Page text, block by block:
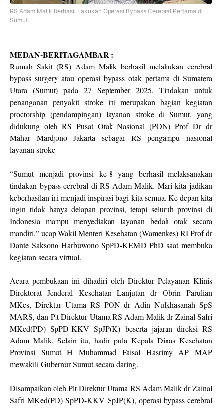
RS Adam Malik Berhasil Lakukan Operasi Bypass Cerebral Pertama di
Sumut.
MEDAN-BERITAGAMBAR :
Rumah Sakit (RS) Adam Malik berhasil melakukan cerebral
bypass surgery atau operasi bypass otak pertama di Sumatera
Utara (Sumut) pada 27 September 2025. Tindakan untuk
penanganan penyakit stroke ini merupakan bagian kegiatan
proctorship (pendampingan) layanan stroke di Sumut, yang
didukung oleh RS Pusat Otak Nasional (PON) Prof Dr dr
Mahar Mardjono Jakarta sebagai RS pengampu nasional
layanan stroke.
“Sumut menjadi provinsi ke-8 yang berhasil melaksanakan
tindakan bypass cerebral di RS Adam Malik. Mari kita jadikan
keberhasilan ini menjadi inspirasi bagi kita semua. Ke depan kita
ingin tidak hanya delapan provinsi, tetapi seluruh provinsi di
Indonesia mampu menyediakan layanan bedah otak secara
mandiri,” ucap Wakil Menteri Kesehatan (Wamenkes) RI Prof dr
Dante Saksono Harbuwono SpPD-KEMD PhD saat membuka
kegiatan secara virtual.
Acara pembukaan ini dihadiri oleh Direktur Pelayanan Klinis
Direktorat Jenderal Kesehatan Lanjutan dr Obrin Parulian
MKes, Direktur Utama RS PON dr Adin Nulkhasanah SpS
MARS, dan Plt Direktur Utama RS Adam Malik dr Zainal Safri
MKed(PD) SpPD-KKV SpJP(K) beserta jajaran direksi RS
Adam Malik. Selain itu, hadir pula Kepala Dinas Kesehatan
Provinsi Sumut H Muhammad Faisal Hasrimy AP MAP
mewakili Gubernur Sumut secara daring.
Disampaikan oleh Plt Direktur Utama RS Adam Malik dr Zainal
Safri MKed(PD) SpPD-KKV SpJP(K), operasi bypass cerebral